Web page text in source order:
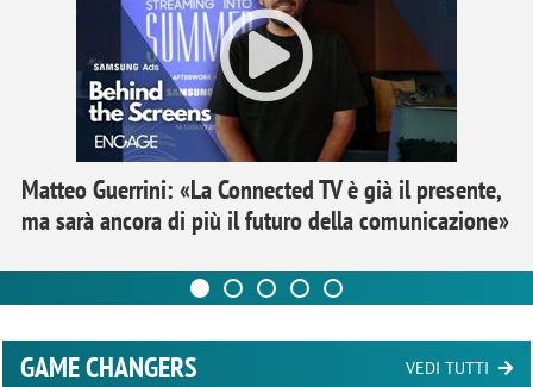
Matteo Guerrini: «La Connected TV è già il presente,
ma sarà ancora di più il futuro della comunicazione»
GAME CHANGERS VEDI TUTTI